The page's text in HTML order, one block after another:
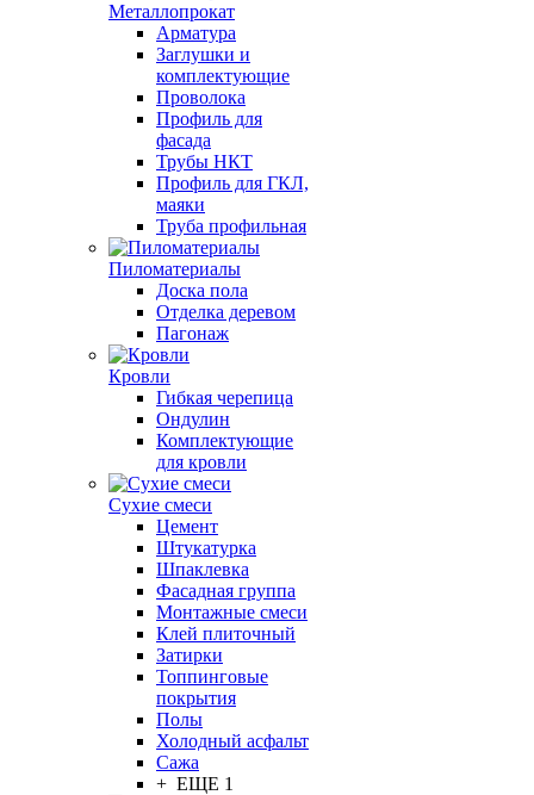
Металлопрокат
Арматура
Заглушки и
комплектующие
Проволока
Профиль для
фасада
Трубы НКТ
Профиль для ГКЛ,
маяки
Труба профильная
Пиломатериалы
Доска пола
Отделка деревом
Пагонаж
Кровли
Гибкая черепица
Ондулин
Комплектующие
для кровли
Сухие смеси
Цемент
Штукатурка
Шпаклевка
Фасадная группа
Монтажные смеси
Клей плиточный
Затирки
Топпинговые
покрытия
Полы
Холодный асфальт
Сажа
+ ЕЩЕ 1